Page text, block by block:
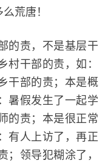
荒唐！
责，不是基层干
村干部的责，如：
干部的责；本是概
暑假发生了一起学
的责；本是很正常
有人上访了，再正
；领导犯糊涂了，